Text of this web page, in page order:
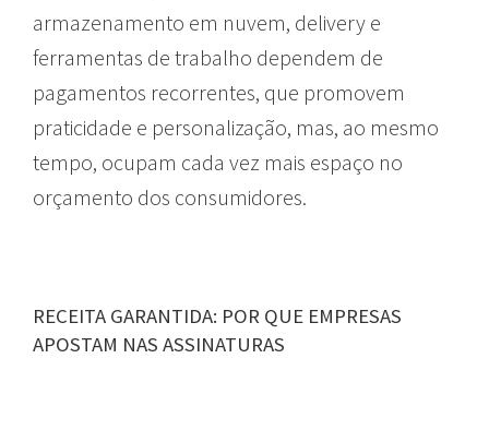
armazenamento em nuvem, delivery e
ferramentas de trabalho dependem de
pagamentos recorrentes, que promovem
praticidade e personalização, mas, ao mesmo
tempo, ocupam cada vez mais espaço no
orçamento dos consumidores.
RECEITA GARANTIDA: POR QUE EMPRESAS
APOSTAM NAS ASSINATURAS